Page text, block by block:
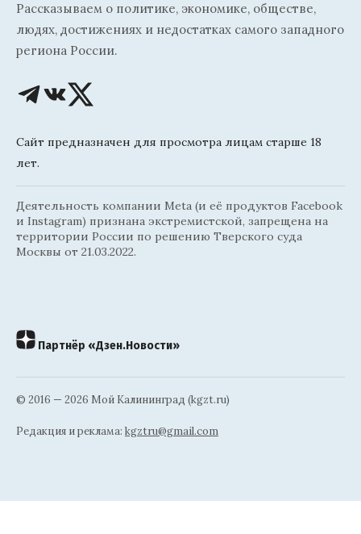
Рассказываем о политике, экономике, обществе,
людях, достижениях и недостатках самого западного
региона России.
Сайт предназначен для просмотра лицам старше 18
лет.
Деятельность компании Meta (и её продуктов Facebook
и Instagram) признана экстремистской, запрещена на
территории России по решению Тверского суда
Москвы от 21.03.2022.
Партнёр «Дзен.Новости»
© 2016 — 2026 Мой Калининград (kgzt.ru)
Редакция и реклама: kgztru@gmail.com